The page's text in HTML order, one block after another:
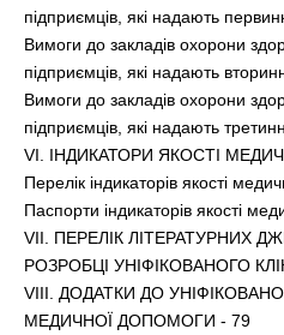
підприємців, які надають
Вимоги до закладів охорони
підприємців, які надають
Вимоги до закладів охорони
підприємців, які надають
VI. ІНДИКАТОРИ ЯКОСТІ
Перелік індикаторів якості
Паспорти індикаторів якості
VII. ПЕРЕЛІК ЛІТЕРАТУРНИХ
РОЗРОБЦІ УНІФІКОВАНОГО
VIII. ДОДАТКИ ДО
МЕДИЧНОЇ ДОПОМОГИ - 79